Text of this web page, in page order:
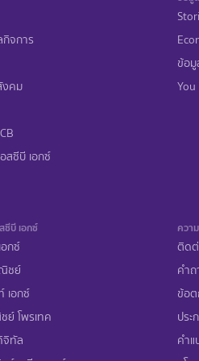
จการ
งคม
สซีบี เอกซ์
ข้อ
You
ซีบี เอกซ์
กซ์
ชย์
เอกซ์
ย์ โพรเทค
จิทัล
ควา
ติดต่
คำ
ข้อต
ประ
คำแ